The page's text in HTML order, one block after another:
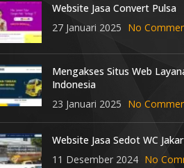
Website Jasa Convert Pulsa
27 Januari 2025 No
Mengakses Situs Web
Indonesia
23 Januari 2025 No
Website Jasa Sedot WC
11 Desember 2024 No